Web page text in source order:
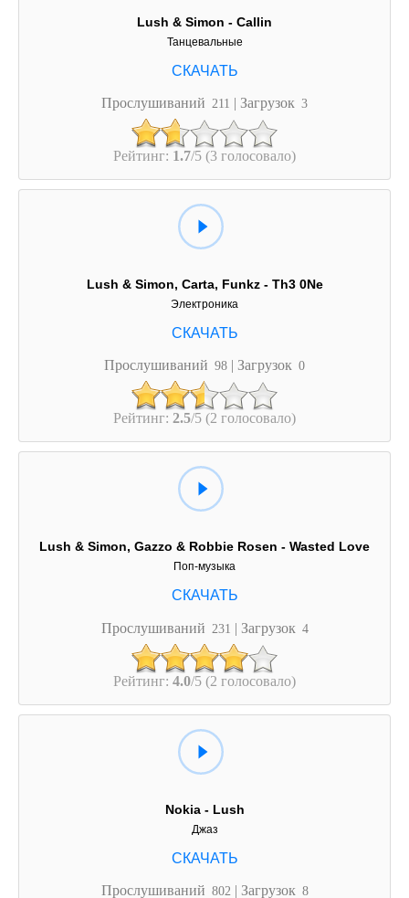
Lush & Simon - Callin
Танцевальные
Прослушиваний 211 | Загрузок 3
Рейтинг: 1.7/5 (3 голосовало)
Lush & Simon, Carta, Funkz - Th3 0Ne
Электроника
Прослушиваний 98 | Загрузок 0
Рейтинг: 2.5/5 (2 голосовало)
Lush & Simon, Gazzo & Robbie Rosen - Wasted Love
Поп-музыка
Прослушиваний 231 | Загрузок 4
Рейтинг: 4.0/5 (2 голосовало)
Nokia - Lush
Джаз
Прослушиваний 802 | Загрузок 8